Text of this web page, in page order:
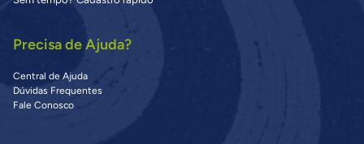
Precisa de Ajuda?
Central de Ajuda
Dúvidas Frequentes
Fale Conosco